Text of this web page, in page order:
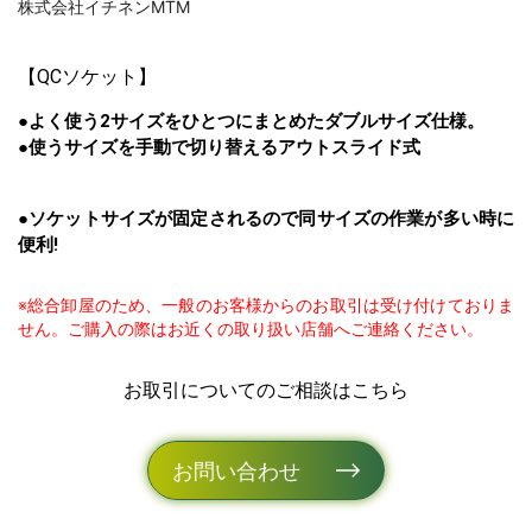
株式会社イチネンMTM
【QCソケット 】
●よく使う2サイズをひとつにまとめたダブルサイズ仕様。
●使うサイズを手動で切り替えるアウトスライド式
●ソケットサイズが固定されるので同サイズの作業が多い時に
便利!
※総合卸屋のため、一般のお客様からのお取引は受け付けておりま
せん。ご購入の際はお近くの取り扱い店舗へご連絡ください。
お取引についてのご相談はこちら
お問い合わせ